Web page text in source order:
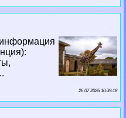
26 07 2026 10:39:18